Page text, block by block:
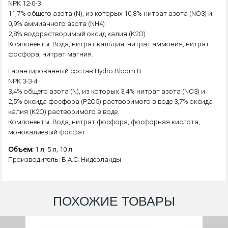
NPK 12-0-3
11,7% общего азота (N), из которых 10,8% нитрат азота (NO3) и
0,9% аммиачного азота (NH4)
2,8% водорастворимый оксид калия (K2O).
Компоненты: Вода, нитрат кальция, нитрат аммония, нитрат
фосфора, нитрат магния.
Гарантированный состав Hydro Bloom B.
NPK 3-3-4
3,4% общего азота (N), из которых 3,4% нитрат азота (NO3) и
2,5% оксида фосфора (P2O5) растворимого в воде 3,7% оксида
калия (K2O) растворимого в воде.
Компоненты: Вода, нитрат фосфора, фосфорная кислота,
монокалиевый фосфат.
Объем: 1 л, 5 л, 10 л
Производитель: B.A.C. Нидерланды
ПОХОЖИЕ ТОВАРЫ